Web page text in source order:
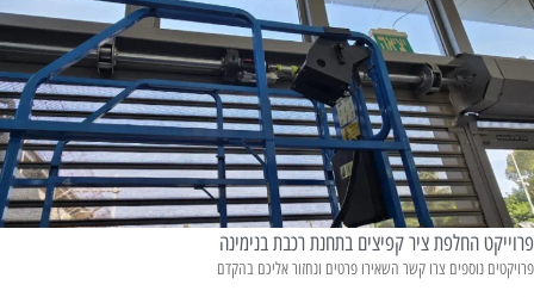
פרוייקט החלפת ציר קפיצים בתחנת רכבת בנימינה
פרויקטים נוספים צרו קשר השאירו פרטים ונחזור אליכם בהקדם